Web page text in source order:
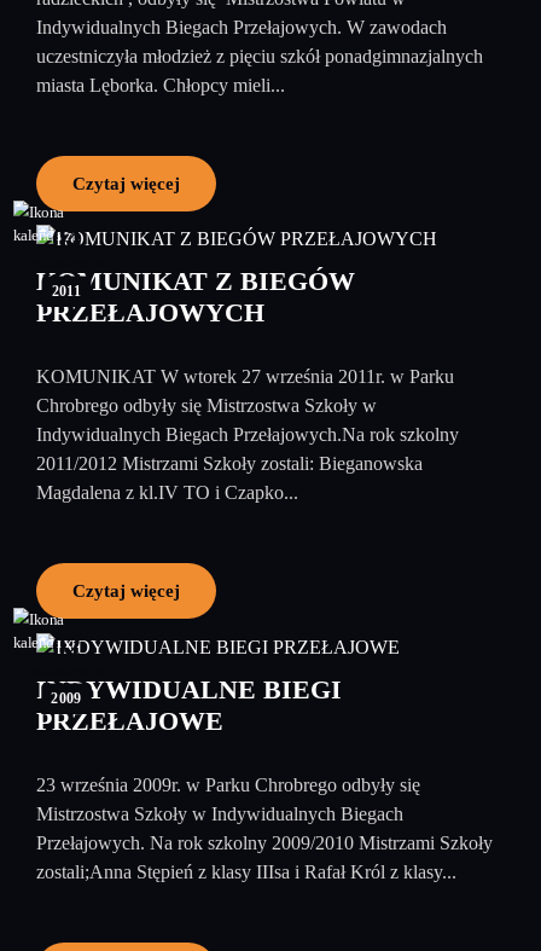
Indywidualnych Biegach Przełajowych. W zawodach
uczestniczyła młodzież z pięciu szkół ponadgimnazjalnych
miasta Lęborka. Chłopcy mieli...
Czytaj więcej
04
2011
KOMUNIKAT Z BIEGÓW
PRZEŁAJOWYCH
KOMUNIKAT W wtorek 27 września 2011r. w Parku
Chrobrego odbyły się Mistrzostwa Szkoły w
Indywidualnych Biegach Przełajowych.Na rok szkolny
2011/2012 Mistrzami Szkoły zostali: Bieganowska
Magdalena z kl.IV TO i Czapko...
Czytaj więcej
02
2009
INDYWIDUALNE BIEGI
PRZEŁAJOWE
23 września 2009r. w Parku Chrobrego odbyły się
Mistrzostwa Szkoły w Indywidualnych Biegach
Przełajowych. Na rok szkolny 2009/2010 Mistrzami Szkoły
zostali;Anna Stępień z klasy IIIsa i Rafał Król z klasy...